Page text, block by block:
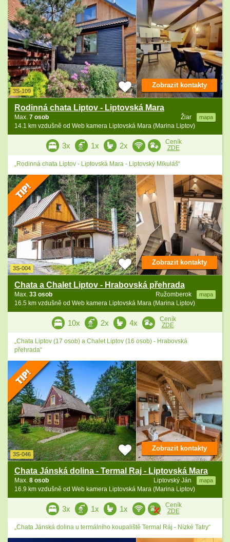
3S-109
Rodinná chata Liptov - Liptovská Mara
Žiar mapa
Max. 7 osob
14.1 km vzdušně od Web kamera Liptovská Mara (Marina Liptov)
Zobrazit kontakty
3x 1x 2x
Ceník
ZDE
„Rodinná chata Liptov - Liptovská Mara - Liptovský Mikuláš“
3S-004
Chata a Chalet Liptov - Hrabovská přehrada
Ružomberok mapa
Max. 33 osob
16.5 km vzdušně od Web kamera Liptovská Mara (Marina Liptov)
Zobrazit kontakty
10x 2x 4x
Ceník
ZDE
„Chata Liptov (17 osob) a Chalet Liptov (16 osob) - Hrabovská
přehrada“
3S-046
Chata Jánská dolina - Termal Raj - Liptovská Mara
Liptovský Ján mapa
Max. 8 osob
16.9 km vzdušně od Web kamera Liptovská Mara (Marina Liptov)
Zobrazit kontakty
3x 1x 1x
Ceník
ZDE
„Chata Jánská dolina u termálního koupaliště Termal Ráj - Nízké Tatry“